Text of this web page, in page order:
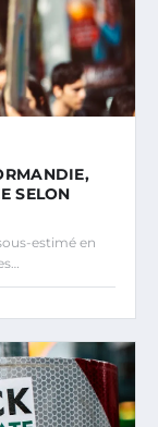
SELON
estimé en